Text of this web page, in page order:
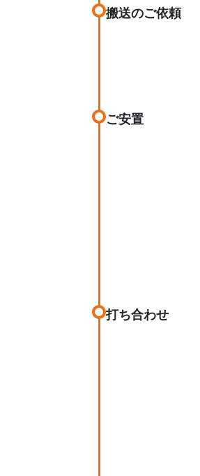
搬送のご依頼
ご安置
打ち合わせ